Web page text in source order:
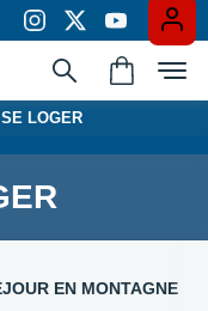
LOGER
EN MONTAGNE